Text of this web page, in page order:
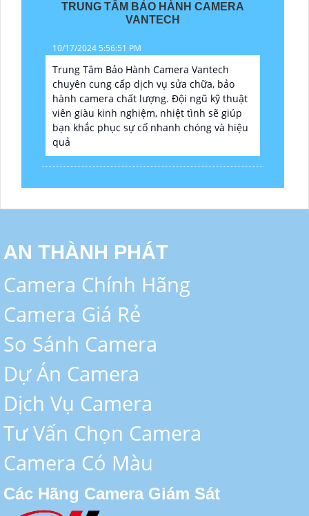
TRUNG TÂM BẢO HÀNH CAMERA
VANTECH
10/17/2024 5:56:51 PM
Trung Tâm Bảo Hành Camera Vantech
chuyên cung cấp dịch vụ sửa chữa, bảo
hành camera chất lượng. Đội ngũ kỹ thuật
viên giàu kinh nghiệm, nhiệt tình sẽ giúp
bạn khắc phục sự cố nhanh chóng và hiệu
quả
AN THÀNH PHÁT
Camera Chính Hãng
Camera Giá Rẻ
So Sánh Camera
Dự Án Camera
Dịch Vụ Camera
Tư Vấn Chọn Camera
Camera Có Màu
Các Hãng Camera Giám Sát